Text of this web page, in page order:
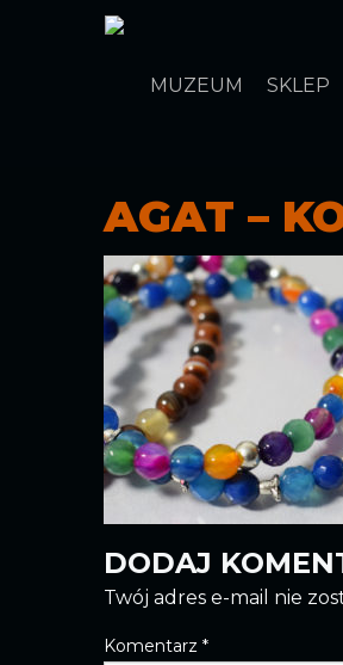
MUZEUM SKLEP
AGAT –
DODAJ
Twój adres e-mail nie
Komentarz *